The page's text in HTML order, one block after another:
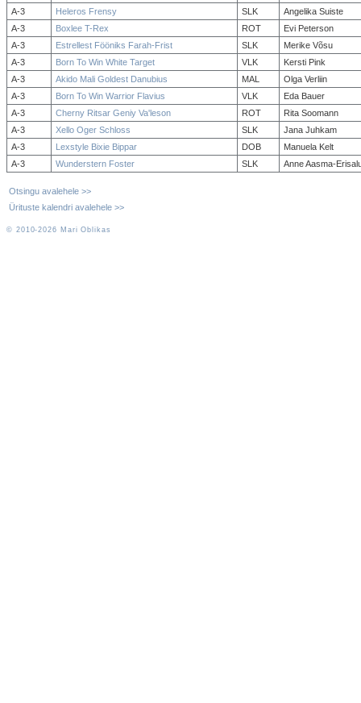
A-3
Heleros Frensy SLK
Angelika Suiste
A-3
Boxlee T-Rex ROT
Evi Peterson
A-3
Estrellest Fööniks Farah-Frist SLK
Merike Võsu
A-3
Born To Win White Target VLK
Kersti Pink
A-3
Akido Mali Goldest Danubius MAL
Olga Verliin
A-3
Born To Win Warrior Flavius VLK
Eda Bauer
A-3
Cherny Ritsar Geniy Va'leson ROT
Rita Soomann
A-3
Xello Oger Schloss SLK
Jana Juhkam
A-3
Lexstyle Bixie Bippar DOB
Manuela Kelt
A-3
Wunderstern Foster SLK Anne Aasma-
Otsingu avalehele >>
Ürituste kalendri avalehele >>
© 2010-2026 Mari Oblikas